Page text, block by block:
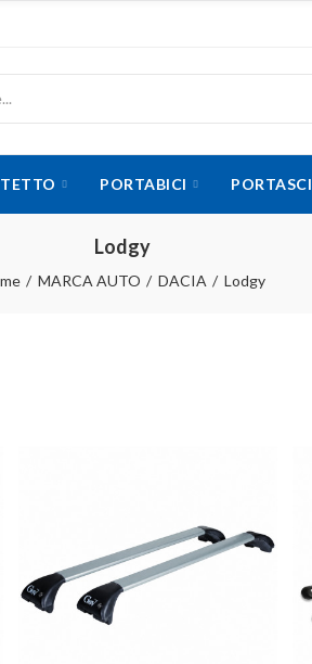
PORTABICI PORTASCI
Lodgy
MARCA AUTO DACIA Lodgy